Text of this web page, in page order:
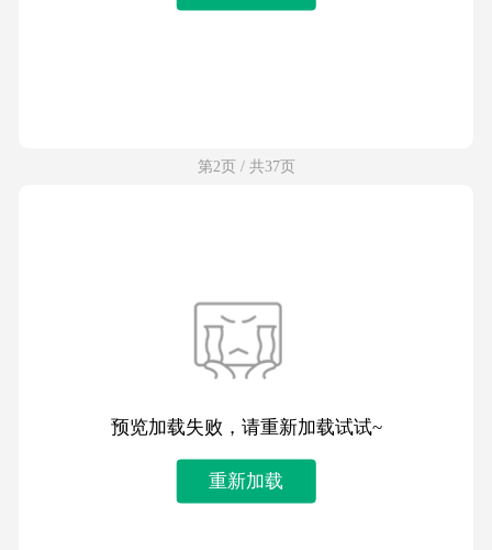
第2页 / 共37页
预览加载失败，请重新加载试试~
重新加载